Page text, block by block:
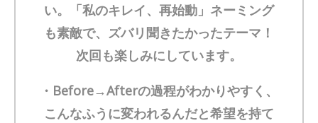
い。「私のキレイ、再始動」ネーミング
も素敵で、ズバリ聞きたかったテーマ！
次回も楽しみにしています。
・Before→Afterの過程がわかりやすく、
こんなふうに変われるんだと希望を持て